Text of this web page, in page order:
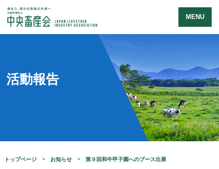
MENU
活動報告
トップページ お知らせ 第９回和牛甲子園へのブース出展